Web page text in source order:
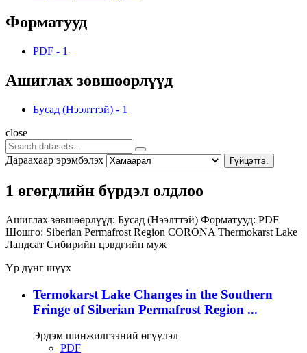
Форматууд
PDF - 1
Ашиглах зөвшөөрлүүд
Бусад (Нээлттэй) - 1
close
Дараахаар эрэмбэлэх Гүйцэтгэ.
1 өгөгдлийн бүрдэл олдлоо
Ашиглах зөвшөөрлүүд: Бусад (Нээлттэй) Форматууд: PDF
Шошго: Siberian Permafrost Region CORONA Thermokarst Lake
Ландсат Сибирийн цэвдгийн муж
Үр дүнг шүүх
Termokarst Lake Changes in the Southern
Fringe of Siberian Permafrost Region ...
Эрдэм шинжилгээний өгүүлэл
PDF